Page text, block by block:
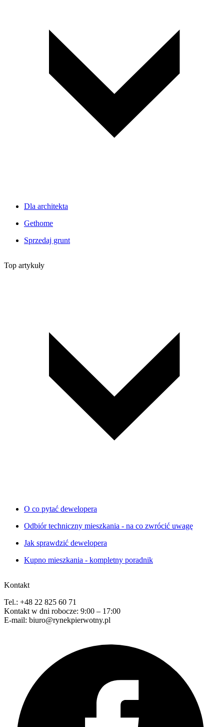
Dla architekta
Gethome
Sprzedaj grunt
Top artykuły
O co pytać dewelopera
Odbiór techniczny mieszkania - na co zwrócić uwagę
Jak sprawdzić dewelopera
Kupno mieszkania - kompletny poradnik
Kontakt
Tel.: +48 22 825 60 71
Kontakt w dni robocze: 9:00 – 17:00
E-mail: biuro@rynekpierwotny.pl